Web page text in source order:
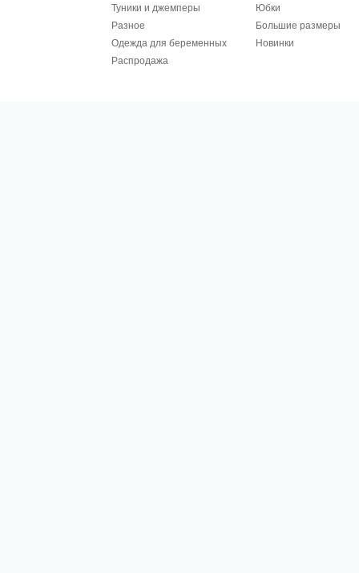
Туники и джемперы
Юбки
Разное
Большие размеры
Одежда для беременных
Новинки
Распродажа